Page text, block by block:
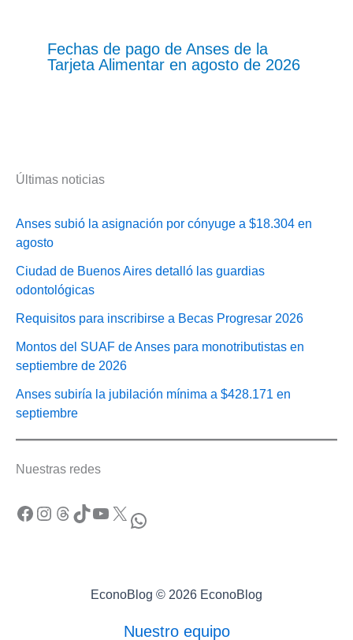
Fechas de pago de Anses de la
Tarjeta Alimentar en agosto de 2026
Últimas noticias
Anses subió la asignación por cónyuge a $18.304 en
agosto
Ciudad de Buenos Aires detalló las guardias
odontológicas
Requisitos para inscribirse a Becas Progresar 2026
Montos del SUAF de Anses para monotributistas en
septiembre de 2026
Anses subiría la jubilación mínima a $428.171 en
septiembre
Nuestras redes
Facebook Instagram Threads TikTok YouTube X WhatsApp
EconoBlog © 2026 EconoBlog
Nuestro equipo